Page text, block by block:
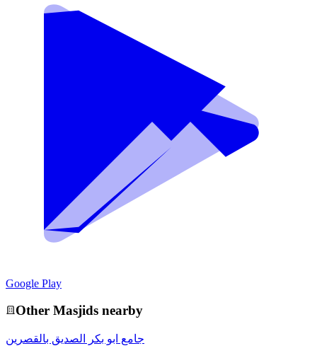
Google Play
Other Masjids nearby
جامع ابو بكر الصديق بالقصرين